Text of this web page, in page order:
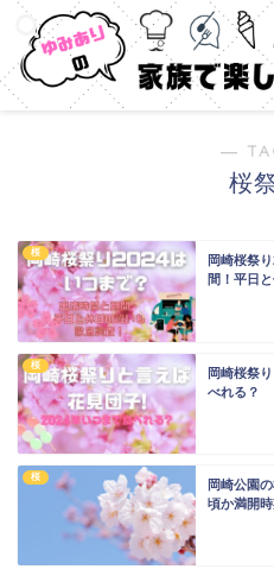
―
桜
桜
岡崎桜祭
間！平日
桜
岡崎桜祭
べれる？
桜
岡崎公園
頃か満開